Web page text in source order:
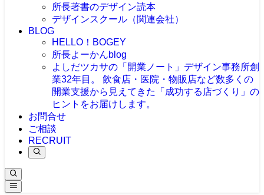
所長著書のデザイン読本
デザインスクール（関連会社）
BLOG
HELLO！BOGEY
所長よーかんblog
よしだツカサの「開業ノート」 デザイン事務所創
業32年目。 飲食店・医院・物販店など数多くの
開業支援から見えてきた「成功する店づくり」の
ヒントをお届けします。
お問合せ
ご相談
RECRUIT